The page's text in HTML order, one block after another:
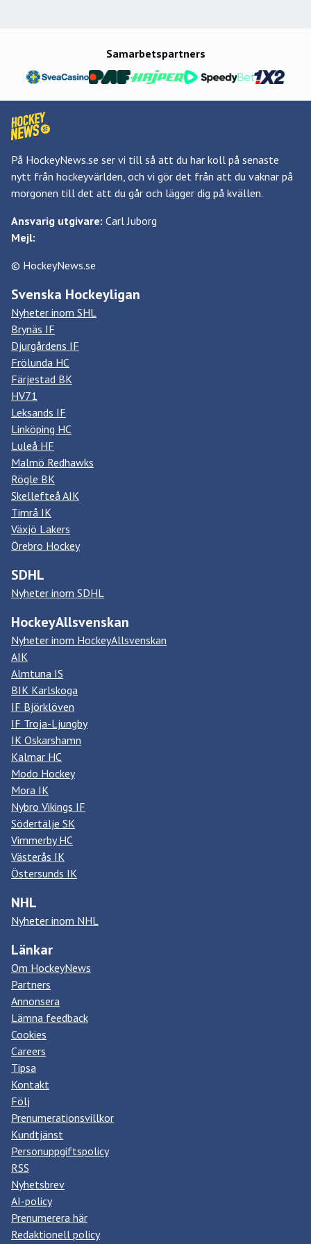
Samarbetspartners
På HockeyNews.se ser vi till så att du har koll på senaste
nytt från hockeyvärlden, och vi gör det från att du vaknar på
morgonen till det att du går och lägger dig på kvällen.
Ansvarig utgivare: Carl Juborg
Mejl:
© HockeyNews.se
Svenska Hockeyligan
Nyheter inom SHL
Brynäs IF
Djurgårdens IF
Frölunda HC
Färjestad BK
HV71
Leksands IF
Linköping HC
Luleå HF
Malmö Redhawks
Rögle BK
Skellefteå AIK
Timrå IK
Växjö Lakers
Örebro Hockey
SDHL
Nyheter inom SDHL
HockeyAllsvenskan
Nyheter inom HockeyAllsvenskan
AIK
Almtuna IS
BIK Karlskoga
IF Björklöven
IF Troja-Ljungby
IK Oskarshamn
Kalmar HC
Modo Hockey
Mora IK
Nybro Vikings IF
Södertälje SK
Vimmerby HC
Västerås IK
Östersunds IK
NHL
Nyheter inom NHL
Länkar
Om HockeyNews
Partners
Annonsera
Lämna feedback
Cookies
Careers
Tipsa
Kontakt
Följ
Prenumerationsvillkor
Kundtjänst
Personuppgiftspolicy
RSS
Nyhetsbrev
AI-policy
Prenumerera här
Redaktionell policy